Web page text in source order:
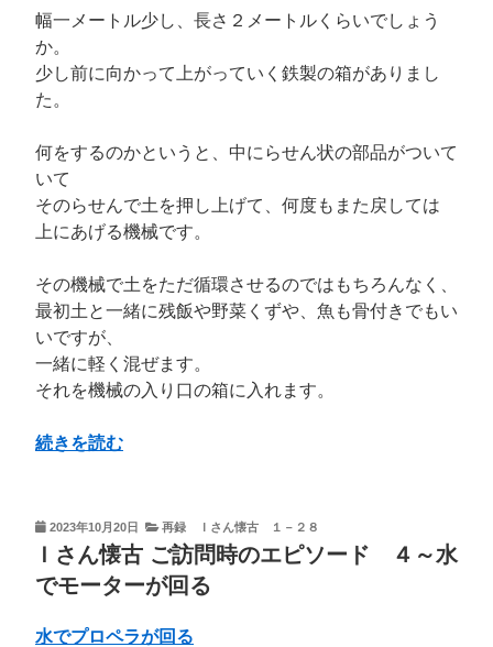
問
時
の
エ
ソ
ド
２
が
常
凍
の
幅一メートル少し、長さ２メートルくらいでしょう
か。
少し前に向かって上がっていく鉄製の箱がありまし
た。
何をするのかというと、中にらせん状の部品がついて
いて
そのらせんで土を押し上げて、何度もまた戻しては
上にあげる機械です。
その機械で土をただ循環させるのではもちろんなく、
最初土と一緒に残飯や野菜くずや、魚も骨付きでもい
いですが、
一緒に軽く混ぜます。
それを機械の入り口の箱に入れます。
“Ｉ
懐
古
ご
訪
問
続きを読む
投
稿
日:
2023年10月20日 再録 Ｉさん懐古 １－２８
Ｉさん懐古 ご訪問時のエピソード ４～水
でモーターが回る
水でプロペラが回る